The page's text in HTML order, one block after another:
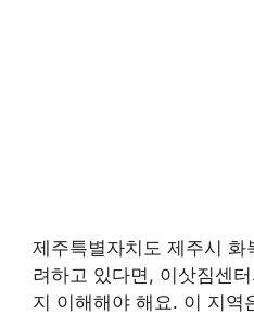
제주특별자치도 제주시 화
려하고 있다면, 이삿짐센
지 이해해야 해요. 이 지역